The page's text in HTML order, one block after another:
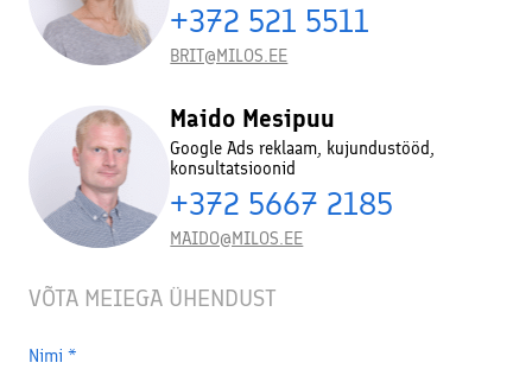
+372 521 5511
BRIT@MILOS.EE
Maido Mesipuu
Google Ads reklaam, kujundustööd,
konsultatsioonid
+372 5667 2185
MAIDO@MILOS.EE
VÕTA MEIEGA ÜHENDUST
Nimi *